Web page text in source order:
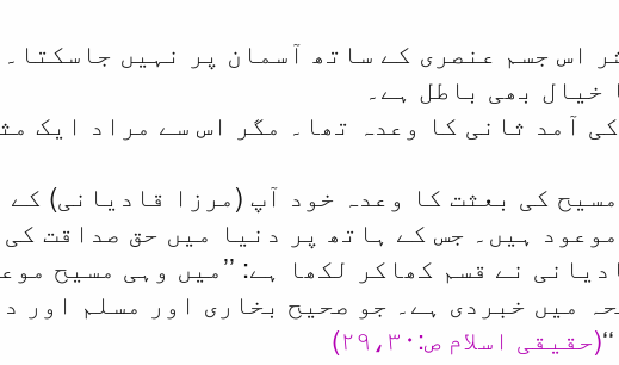
اس جسم عنصری کے ساتھ آسمان پر نہیں
خیال بھی باطل ہے۔
آمد ثانی کا وعدہ تھا۔ مگر اس سے مراد ایک
کی بعثت کا وعدہ خود آپ (مرزا قادیانی)
ہیں۔ جس کے ہاتھ پر دنیا میں حق صداقت
نے قسم کھاکر لکھا ہے: ’’میں وہی مسیح
میں خبردی ہے۔ جو صحیح بخاری اور مسلم اور
(حقیقی اسلام ص:۲۹،۳۰)